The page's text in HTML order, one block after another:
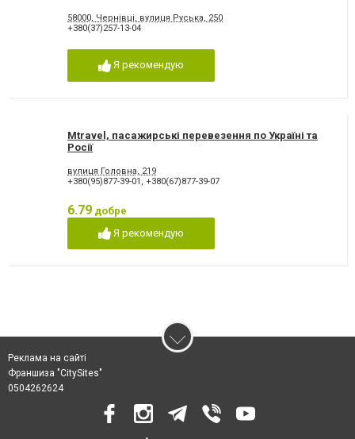
58000, Чернівці, вулиця Руська, 250
+380(37)257-13-04
Я рекомендую
Mtravel, пасажирські перевезення по Україні та
Росії
вулиця Головна, 219
+380(95)877-39-01 , +380(67)877-39-07
6.79 добре
Я рекомендую
Реклама на сайті
Франшиза "CitySites"
0504262624